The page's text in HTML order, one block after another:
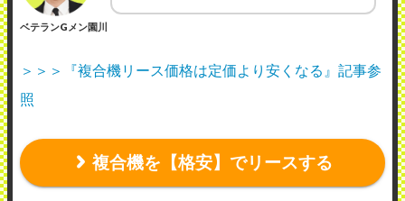
ベテランGメン園川
＞＞＞『複合機リース価格は定価より安くなる』記事参
照
複合機を【格安】でリースする